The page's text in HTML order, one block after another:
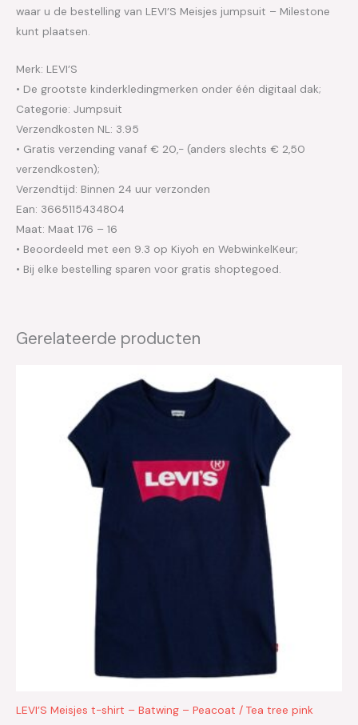
waar u de bestelling van LEVI’S Meisjes jumpsuit – Milestone
kunt plaatsen.
Merk: LEVI’S
• De grootste kinderkledingmerken onder één digitaal dak;
Categorie: Jumpsuit
Verzendkosten NL: 3.95
• Gratis verzending vanaf € 20,- (anders slechts € 2,50
verzendkosten);
Verzendtijd: Binnen 24 uur verzonden
Ean: 3665115434804
Maat: Maat 176 – 16
• Beoordeeld met een 9.3 op Kiyoh en WebwinkelKeur;
• Bij elke bestelling sparen voor gratis shoptegoed.
Gerelateerde producten
LEVI’S Meisjes t-shirt – Batwing – Peacoat / Tea tree pink